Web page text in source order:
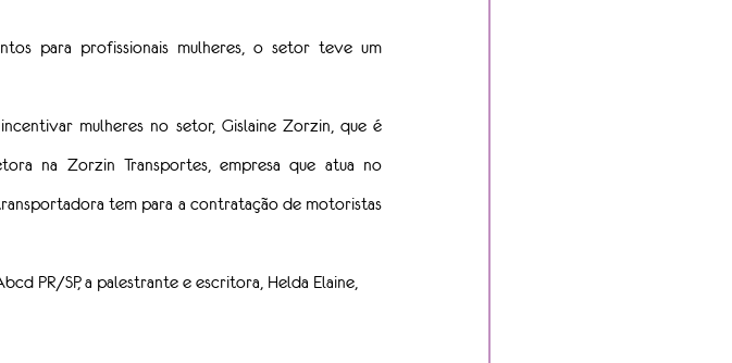
para profissionais mulheres, o setor teve um
mulheres no setor, Gislaine Zorzin, que é
na Zorzin Transportes, empresa que atua no
tem para a contratação de motoristas
PR/SP, a palestrante e escritora, Helda Elaine,